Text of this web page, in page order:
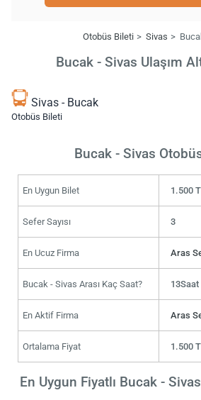
Otobüs Bileti Sivas
Bucak - Sivas Ulaşım
Sivas - Bucak
Otobüs Bileti
Bucak - Sivas
En Uygun Bilet 1.500
Sefer Sayısı 3
En Ucuz Firma Aras
Bucak - Sivas Arası Kaç Saat? 13Saat
En Aktif Firma Aras
Ortalama Fiyat 1.500
En Uygun Fiyatlı Bucak -